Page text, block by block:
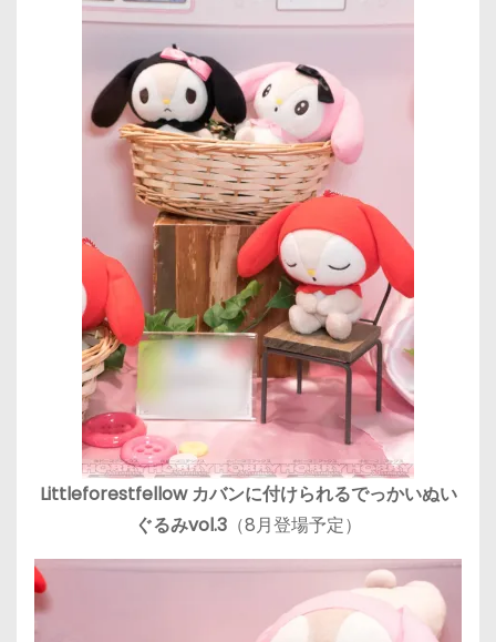
Littleforestfellow カバンに付けられるでっかいぬい
ぐるみvol.3（8月登場予定）